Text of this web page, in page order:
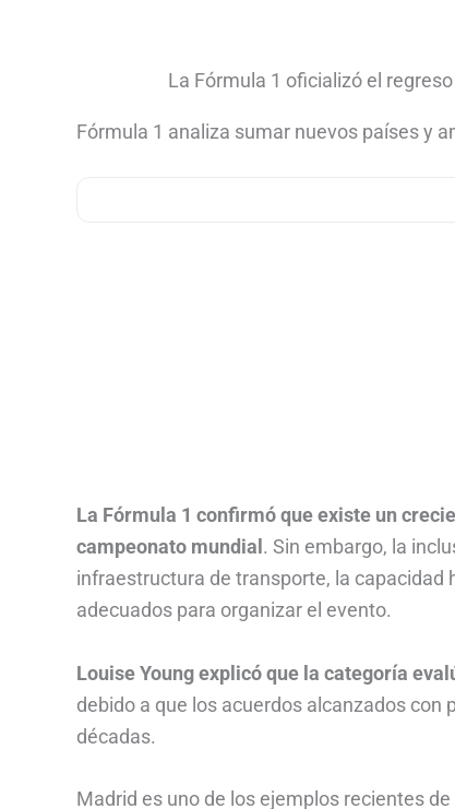
La Fórmula 1 oficializó el
Fórmula 1 analiza sumar nuevos países y
La Fórmula 1 confirmó que existe un
campeonato mundial. Sin embargo, la
infraestructura de transporte, la capacidad
adecuados para organizar el evento.
Louise Young explicó que la categoría
debido a que los acuerdos alcanzados
décadas.
Madrid es uno de los ejemplos recientes de